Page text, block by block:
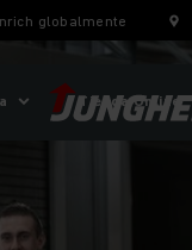
globalmente
Tienda Online